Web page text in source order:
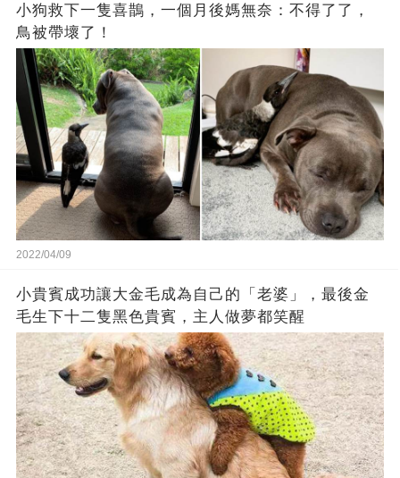
小狗救下一隻喜鵲，一個月後媽無奈：不得了了，
鳥被帶壞了！
2022/04/09
小貴賓成功讓大金毛成為自己的「老婆」，最後金
毛生下十二隻黑色貴賓，主人做夢都笑醒